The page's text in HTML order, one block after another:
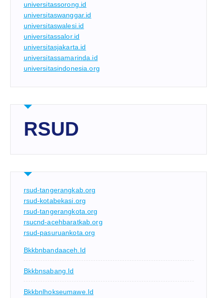
universitassorong.id
universitaswanggar.id
universitaswalesi.id
universitassalor.id
universitasjakarta.id
universitassamarinda.id
universitasindonesia.org
RSUD
rsud-tangerangkab.org
rsud-kotabekasi.org
rsud-tangerangkota.org
rsucnd-acehbaratkab.org
rsud-pasuruankota.org
Bkkbnbandaaceh.id
Bkkbnsabang.id
Bkkbnlhokseumawe.id